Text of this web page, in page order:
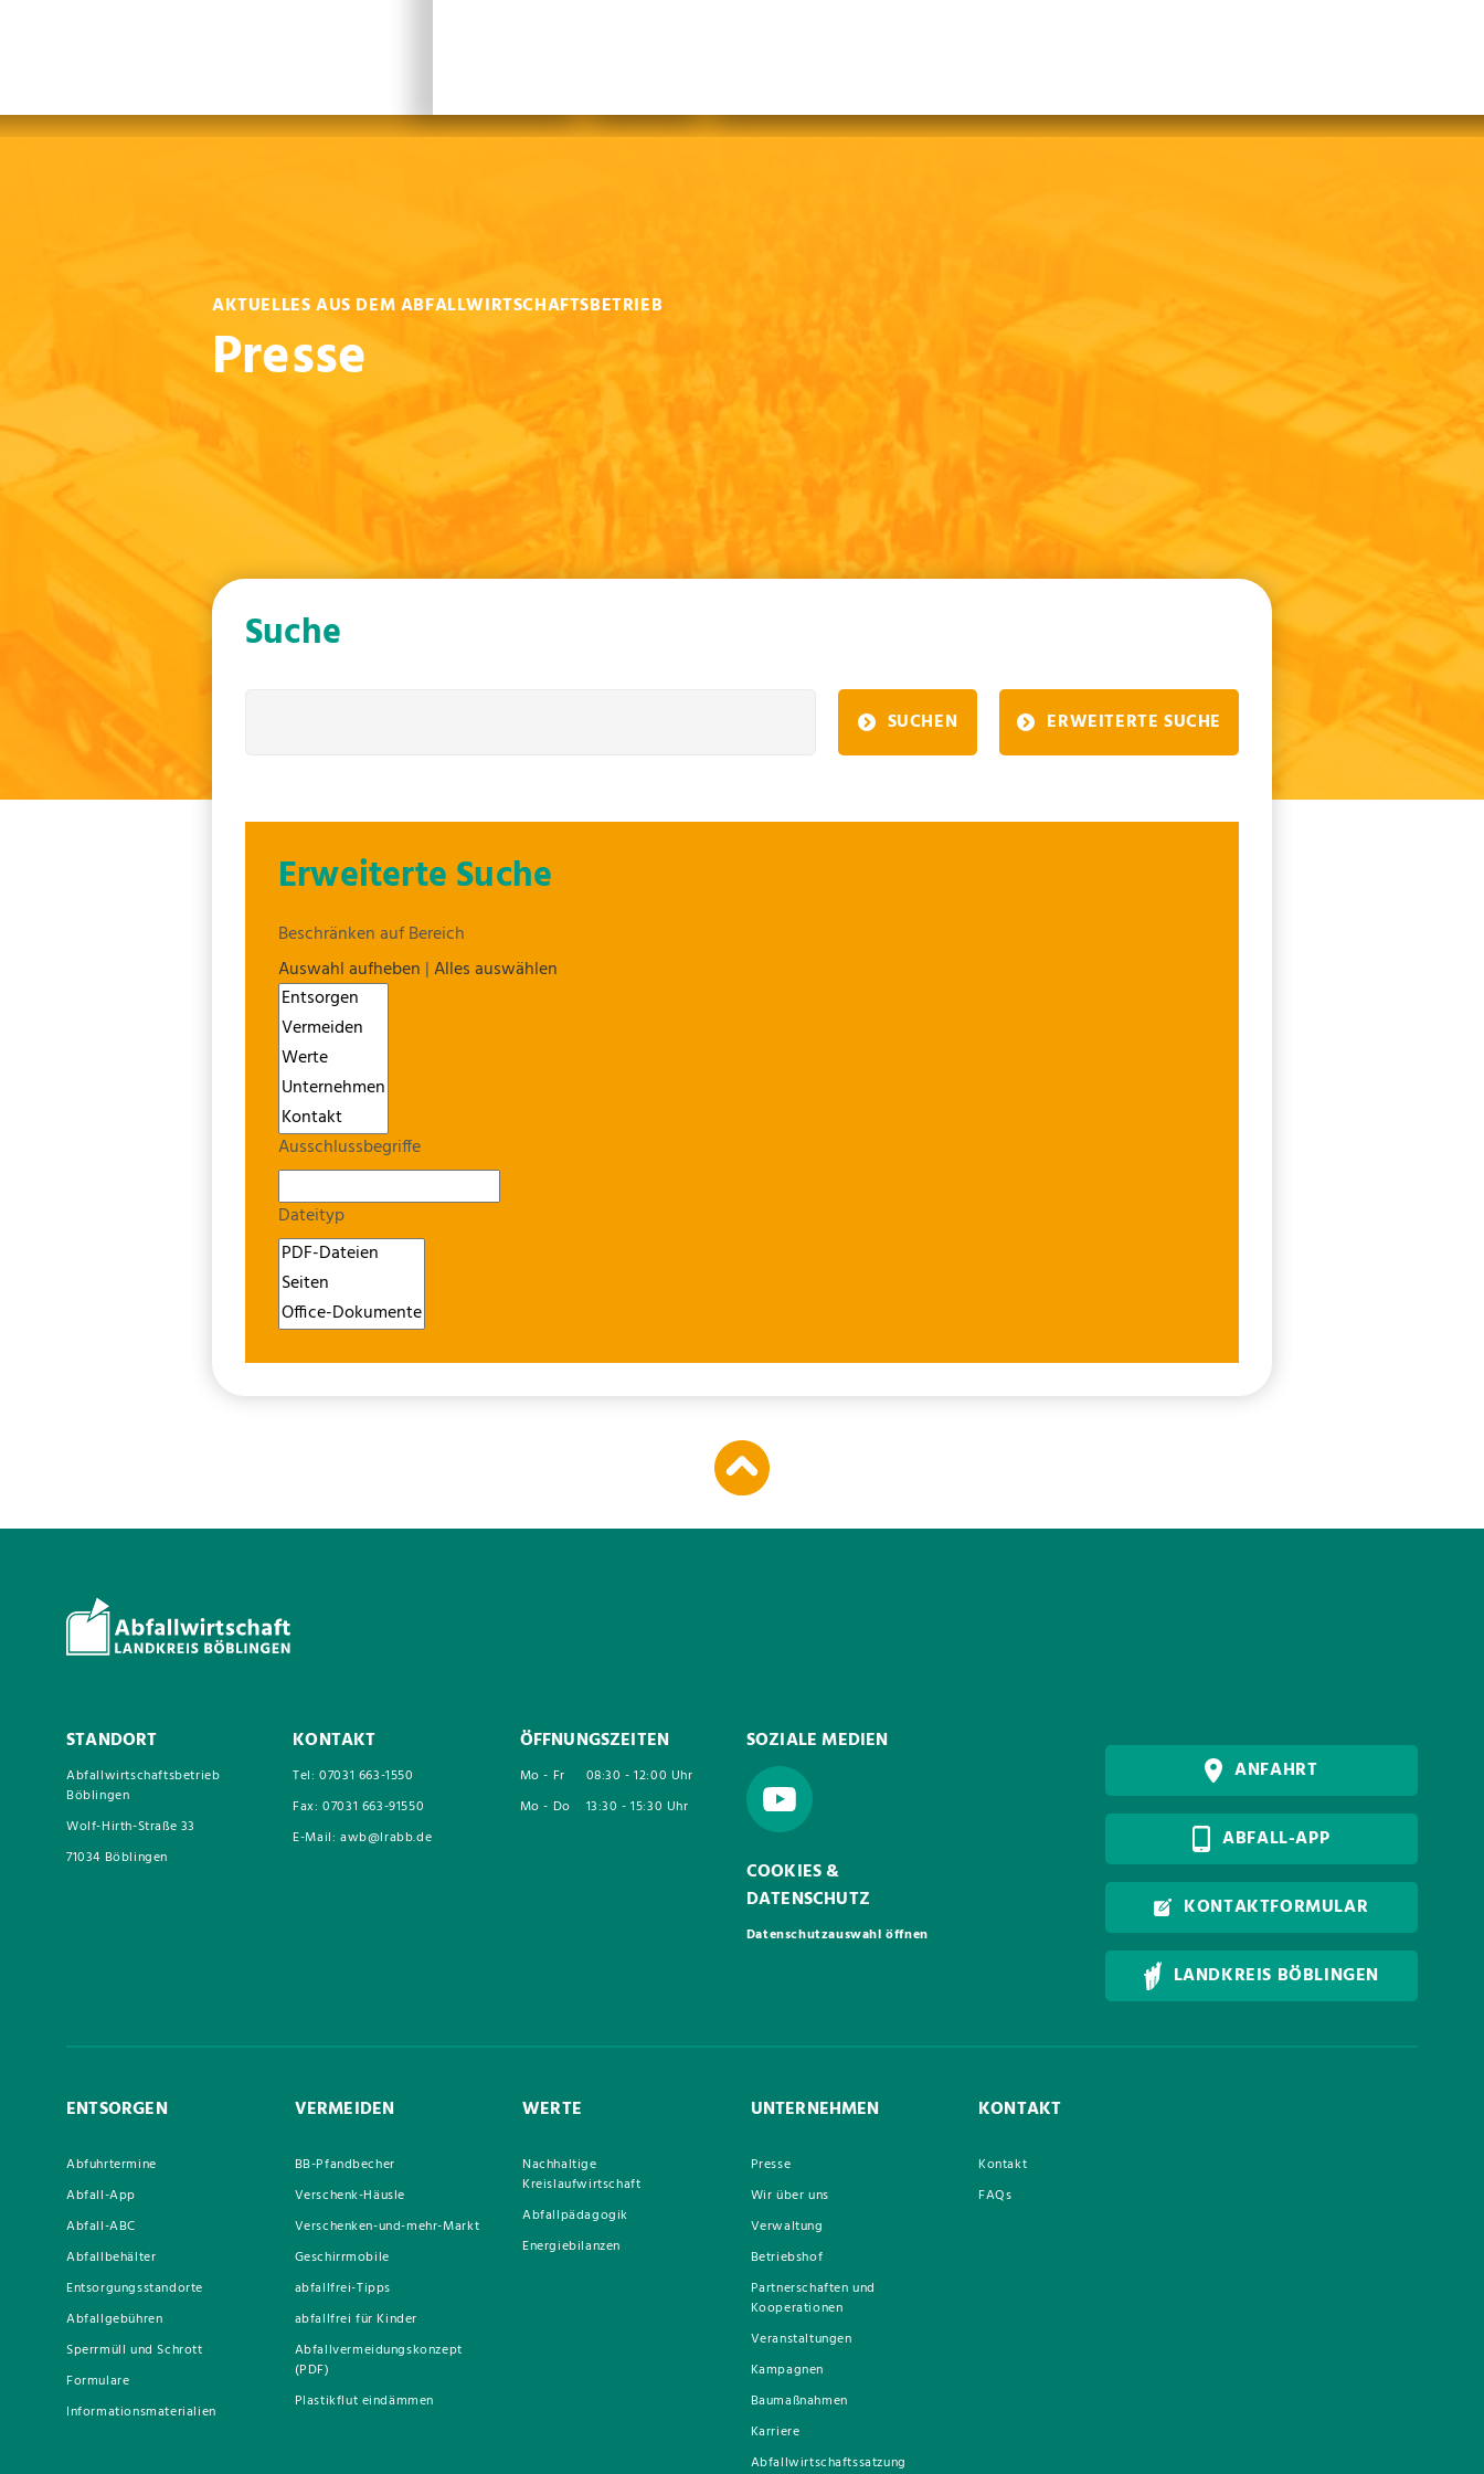
AKTUELLES AUS DEM ABFALLWIRTSCHAFTSBETRIEB
Presse
Suche
SUCHEN ERWEITERTE SUCHE
Erweiterte Suche
Beschränken auf Bereich
Auswahl aufheben |Alles auswählen
Ausschlussbegriffe
Dateityp
STANDORT
Abfallwirtschaftsbetrieb
Böblingen
Wolf-Hirth-Straße 33
71034 Böblingen
KONTAKT
Tel: 07031 663-1550
Fax: 07031 663-91550
E-Mail: awb@lrabb.de
ÖFFNUNGSZEITEN
Mo - Fr
08:30 - 12:00 Uhr
Mo - Do
13:30 - 15:30 Uhr
SOZIALE MEDIEN
COOKIES &
DATENSCHUTZ
Datenschutzauswahl öffnen
ANFAHRT
ABFALL-APP
KONTAKTFORMULAR
LANDKREIS BÖBLINGEN
ENTSORGEN
Abfuhrtermine
Abfall-App
Abfall-ABC
Abfallbehälter
Entsorgungsstandorte
Abfallgebühren
Sperrmüll und Schrott
Formulare
Informationsmaterialien
VERMEIDEN
BB-Pfandbecher
Verschenk-Häusle
Verschenken-und-mehr-Markt
Geschirrmobile
abfallfrei-Tipps
abfallfrei für Kinder
Abfallvermeidungskonzept
(PDF)
Plastikflut eindämmen
WERTE
Nachhaltige
Kreislaufwirtschaft
Abfallpädagogik
Energiebilanzen
UNTERNEHMEN
Presse
Wir über uns
Verwaltung
Betriebshof
Partnerschaften und
Kooperationen
Veranstaltungen
Kampagnen
Baumaßnahmen
Karriere
Abfallwirtschaftssatzung
KONTAKT
Kontakt
FAQs